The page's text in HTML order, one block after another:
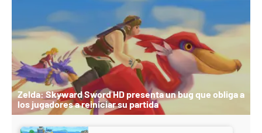
Zelda: Skyward Sword HD presenta un bug que obliga a
los jugadores a reiniciar su partida